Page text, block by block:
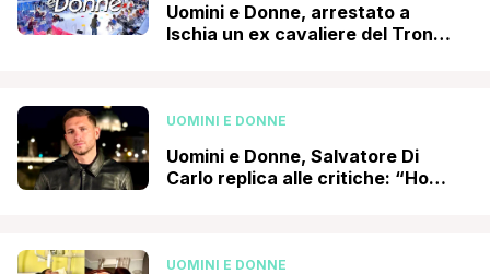
Uomini e Donne, arrestato a
Ischia un ex cavaliere del Trono
UOMINI E DONNE
Uomini e Donne, Salvatore Di
Carlo replica alle critiche: “Ho
UOMINI E DONNE